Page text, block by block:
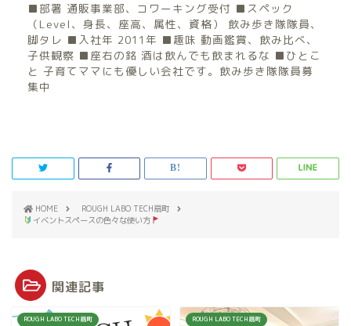
■部署 通販事業部、コワーキング受付 ■スペック
（Level、身長、座高、属性、資格） 飲み歩き隊隊員、
脚タレ ■入社年 2011年 ■趣味 動画鑑賞、飲み比べ、
子供観察 ■座右の銘 酒は飲んでも飲まれるな ■ひとこ
と 子育てママにも優しい会社です。飲み歩き隊隊員募
集中
HOME
ROUGH LABO TECH扇町
イベントスペースの色々な使い方
関連記事
ROUGH LABO TECH扇町 ROUGH LABO TECH扇町